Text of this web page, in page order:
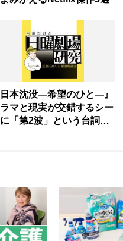
日本沈没―希望のひと―』
ラマと現実が交錯するシー
「第2波」という台詞が